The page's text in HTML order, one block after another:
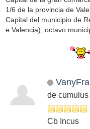
1/6 de la provincia de
Capital del municipio de
e Valencia), octavo
de cumulus
Cb Incus